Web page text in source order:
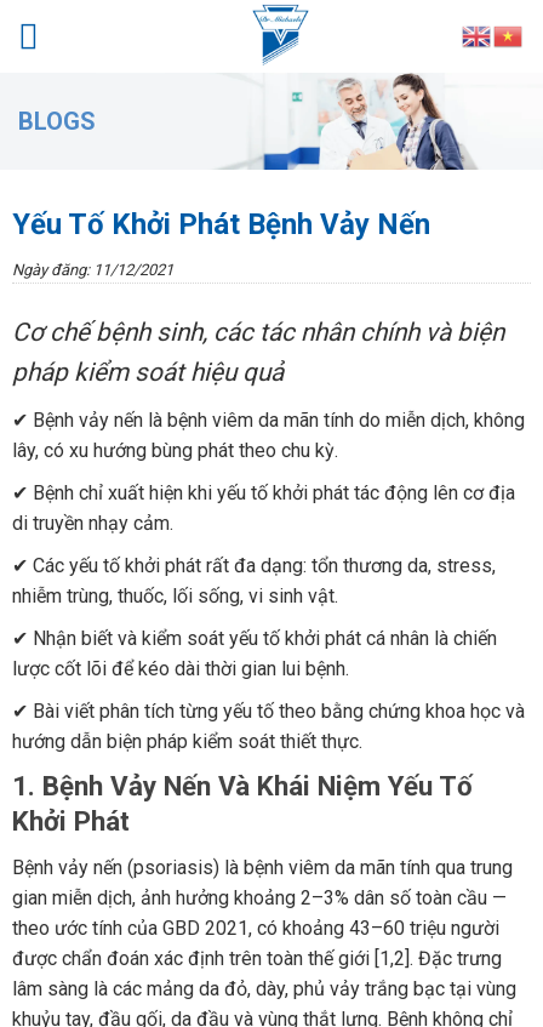
BLOGS
Yếu Tố Khởi Phát Bệnh Vảy Nến
Ngày đăng: 11/12/2021
Cơ chế bệnh sinh, các tác nhân chính và biện
pháp kiểm soát hiệu quả
✔ Bệnh vảy nến là bệnh viêm da mãn tính do miễn dịch, không
lây, có xu hướng bùng phát theo chu kỳ.
✔ Bệnh chỉ xuất hiện khi yếu tố khởi phát tác động lên cơ địa
di truyền nhạy cảm.
✔ Các yếu tố khởi phát rất đa dạng: tổn thương da, stress,
nhiễm trùng, thuốc, lối sống, vi sinh vật.
✔ Nhận biết và kiểm soát yếu tố khởi phát cá nhân là chiến
lược cốt lõi để kéo dài thời gian lui bệnh.
✔ Bài viết phân tích từng yếu tố theo bằng chứng khoa học và
hướng dẫn biện pháp kiểm soát thiết thực.
1. Bệnh Vảy Nến Và Khái Niệm Yếu Tố
Khởi Phát
Bệnh vảy nến (psoriasis) là bệnh viêm da mãn tính qua trung
gian miễn dịch, ảnh hưởng khoảng 2–3% dân số toàn cầu —
theo ước tính của GBD 2021, có khoảng 43–60 triệu người
được chẩn đoán xác định trên toàn thế giới [1,2]. Đặc trưng
lâm sàng là các mảng da đỏ, dày, phủ vảy trắng bạc tại vùng
khuỷu tay, đầu gối, da đầu và vùng thắt lưng. Bệnh không chỉ